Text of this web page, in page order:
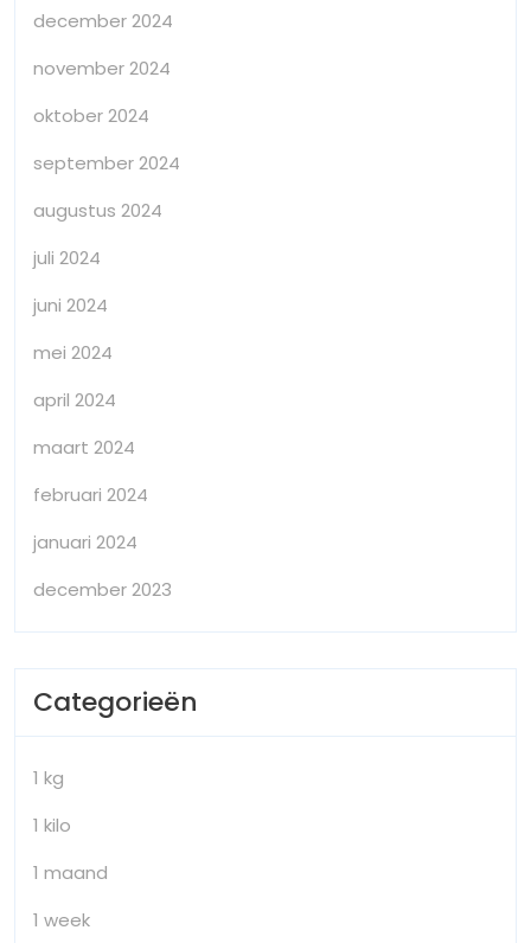
december 2024
november 2024
oktober 2024
september 2024
augustus 2024
juli 2024
juni 2024
mei 2024
april 2024
maart 2024
februari 2024
januari 2024
december 2023
Categorieën
1 kg
1 kilo
1 maand
1 week